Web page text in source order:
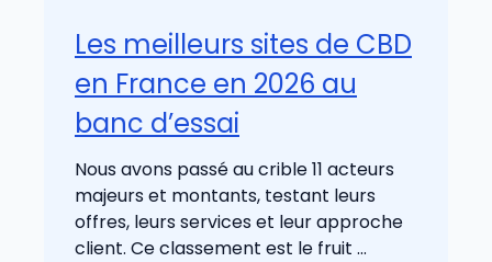
Les meilleurs sites de CBD
en France en 2026 au
banc d’essai
Nous avons passé au crible 11 acteurs
majeurs et montants, testant leurs
offres, leurs services et leur approche
client. Ce classement est le fruit ...